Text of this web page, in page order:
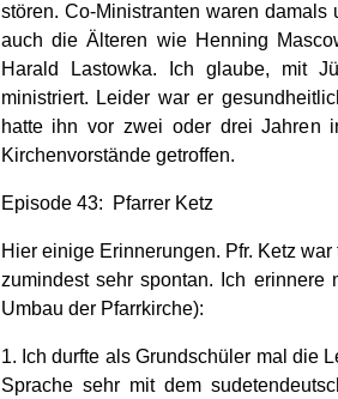
stören. Co-Ministranten waren
auch die Älteren wie Henning
Harald Lastowka. Ich glaube, mit
ministriert. Leider war er
hatte ihn vor zwei oder drei Jahren
Kirchenvorstände getroffen.
Episode 43: Pfarrer Ketz
Hier einige Erinnerungen. Pfr. Ketz
zumindest sehr spontan. Ich
Umbau der Pfarrkirche):
1. Ich durfte als Grundschüler mal die
Sprache sehr mit dem